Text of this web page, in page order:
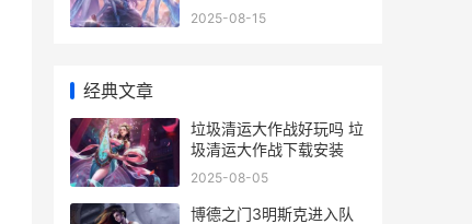
2025-08-15
经典文章
垃圾清运大作战好玩吗 垃
圾清运大作战下载安装
2025-08-05
博德之门3明斯克进入队